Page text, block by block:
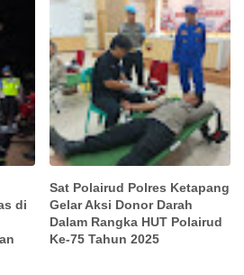
di
Sat Polairud Polres Ketapang
Gelar Aksi Donor Darah
Dalam Rangka HUT Polairud
Ke-75 Tahun 2025